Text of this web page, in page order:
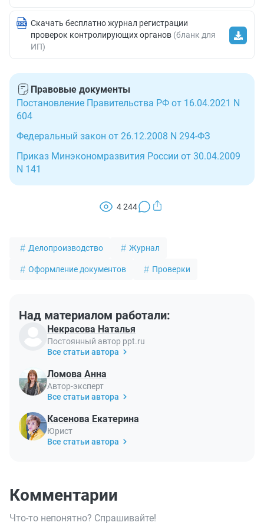
Скачать бесплатно журнал регистрации
проверок контролирующих органов (бланк для
ИП)
Правовые документы
Постановление Правительства РФ от 16.04.2021 N
604
Федеральный закон от 26.12.2008 N 294-ФЗ
Приказ Минэкономразвития России от 30.04.2009
N 141
4 244
Делопроизводство Журнал
Оформление документов Проверки
Над материалом работали:
Некрасова Наталья
Постоянный автор ppt.ru
Все статьи автора
Ломова Анна
Автор-эксперт
Все статьи автора
Касенова Екатерина
Юрист
Все статьи автора
Комментарии
Что-то непонятно? Спрашивайте!